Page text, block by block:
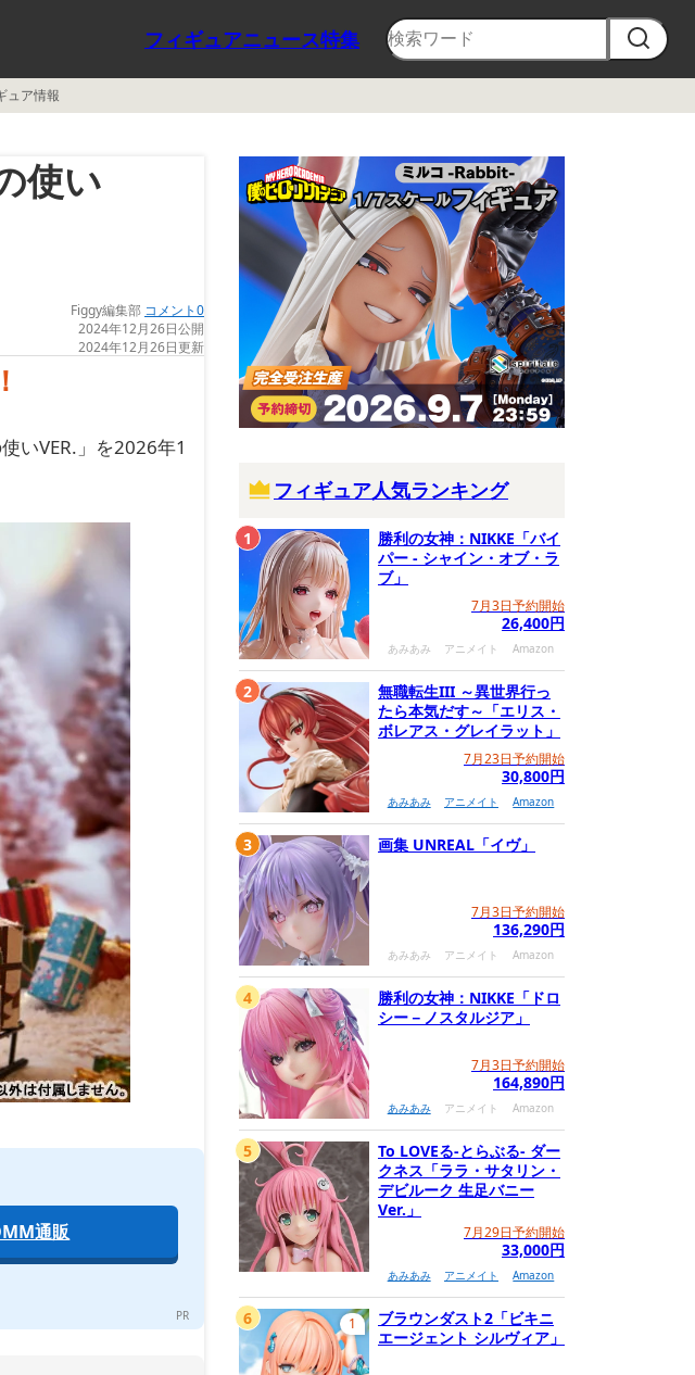
フィギュアニュース特集
ュア情報
使い
Figgy編集部 コメント0
2024年12月26日公開
2024年12月26日更新
いVER.」を2026年1
通販
フィギュア人気ランキング
勝利の女神：NIKKE「バイ
パー - シャイン・オブ・ラ
ブ」
7月3日予約開始
26,400円
あみあみ アニメイト Amazon
1
無職転生III ～異世界行っ
たら本気だす～「エリス・
ボレアス・グレイラット」
7月23日予約開始
30,800円
あみあみ アニメイト Amazon
2
画集 UNREAL「イヴ」
7月3日予約開始
136,290円
あみあみ アニメイト Amazon
3
勝利の女神：NIKKE「ドロ
シー－ノスタルジア」
7月3日予約開始
164,890円
あみあみ アニメイト Amazon
4
To LOVEる-とらぶる- ダー
クネス「ララ・サタリン・
デビルーク 生足バニー
Ver.」
7月29日予約開始
33,000円
あみあみ アニメイト Amazon
5
ブラウンダスト2「ビキニ
エージェント シルヴィア」
1
6